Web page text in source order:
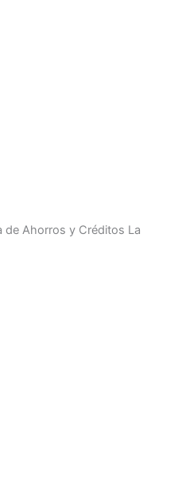
Ahorros y Créditos La